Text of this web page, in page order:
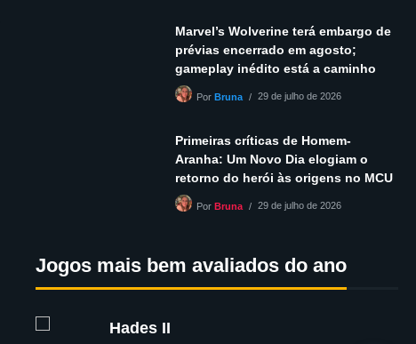
Marvel’s Wolverine terá embargo de
prévias encerrado em agosto;
gameplay inédito está a caminho
PorBruna 29 de julho de 2026
Primeiras críticas de Homem-
Aranha: Um Novo Dia elogiam o
retorno do herói às origens no MCU
PorBruna 29 de julho de 2026
Jogos mais bem avaliados do ano
Hades II